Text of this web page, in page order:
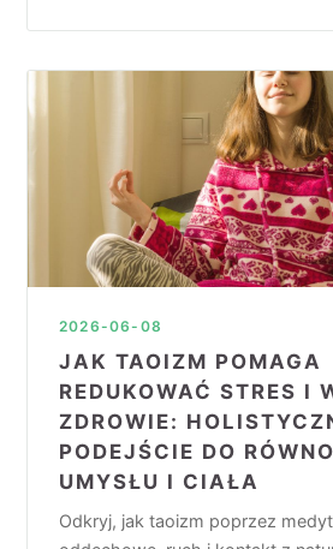
2026-06-08
JAK TAOIZM POMAGA
REDUKOWAĆ STRES I
ZDROWIE:
PODEJŚCIE DO
UMYSŁU I CIAŁA
Odkryj, jak taoizm poprzez